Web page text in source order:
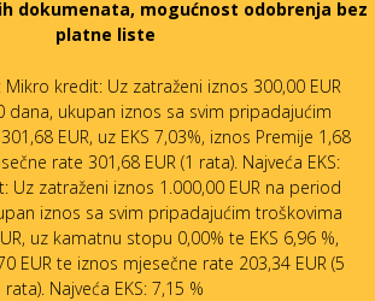
dokumenata, mogućnost odobrenja bez
platne liste
Mikro kredit: Uz zatraženi iznos 300,00 EUR
dana, ukupan iznos sa svim pripadajućim
EUR, uz EKS 7,03%, iznos Premije 1,68
rate 301,68 EUR (1 rata). Najveća EKS:
Uz zatraženi iznos 1.000,00 EUR na period
iznos sa svim pripadajućim troškovima
uz kamatnu stopu 0,00% te EKS 6,96 %,
EUR te iznos mjesečne rate 203,34 EUR (5
rata). Najveća EKS: 7,15 %